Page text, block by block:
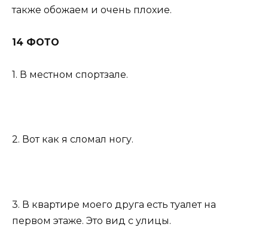
также обожаем и очень плохие.
14 ФОТО
1. В местном спортзале.
2. Вот как я сломал ногу.
3. В квартире моего друга есть туалет на
первом этаже. Это вид с улицы.